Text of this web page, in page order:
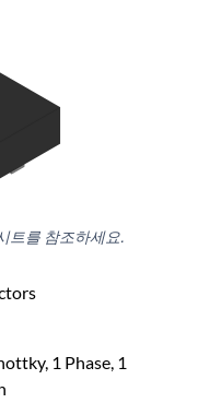
트를 참조하세요.
1 Phase, 1